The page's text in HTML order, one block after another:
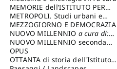
di: Lopez Massimo
MEMORIE dell’ISTITUTO PER
STORIA DEL RISORGIMENTO
METROPOLI. Studi urbani e
regionali
MEZZOGIORNO E DEMOCRAZIA
NUOVO MILLENNIO a cura di:
Capaldo Pellegrino
NUOVO MILLENNIO seconda
serie
Francesco
OPUS
OTTANTA di storia dell'Istituto